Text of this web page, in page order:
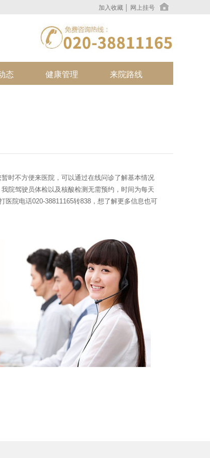
加入收藏 网上挂号
态 健康管理 来院路线
时不方便来医院，可以通过在线问诊了解基本情况
院驾驶员体检以及核酸检测无需预约，时间为每天
医院电话020-38811165转838，想了解更多信息也可